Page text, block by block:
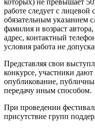
работе следует с
обязательным
фамилия и возраст
адрес, контактный
условия работа не
Представляя свои
конкурсе, участники дают
опубликование,
передачу иным способом.
При проведении
присутствие групп